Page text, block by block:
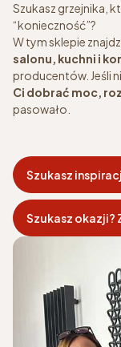
Szukasz grzejnika,
“konieczność”?
W tym sklepie
salonu, kuchni i
producentów. Jeśli
Ci dobrać moc,
pasowało.
Szukasz
Szukasz